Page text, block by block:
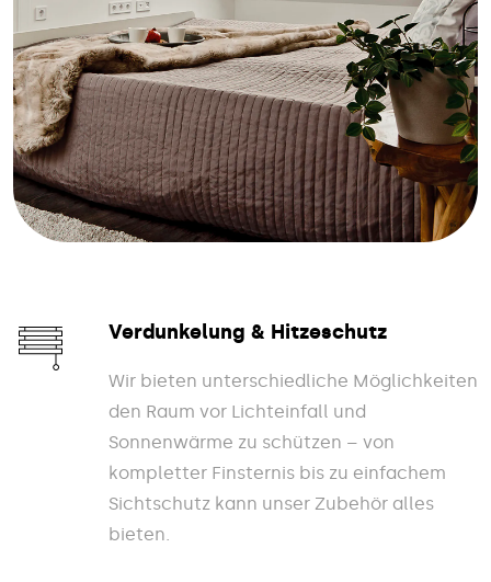
Verdunkelung & Hitzeschutz
Wir bieten unterschiedliche Möglichkeiten
den Raum vor Lichteinfall und
Sonnenwärme zu schützen – von
kompletter Finsternis bis zu einfachem
Sichtschutz kann unser Zubehör alles
bieten.